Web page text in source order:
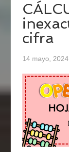
cifra
14 mayo, 2024